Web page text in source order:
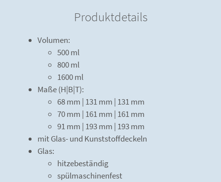
Produktdetails
Volumen:
500 ml
800 ml
1600 ml
Maße (H|B|T):
68 mm | 131 mm | 131 mm
70 mm | 161 mm | 161 mm
91 mm | 193 mm | 193 mm
mit Glas- und Kunststoffdeckeln
Glas:
hitzebeständig
spülmaschinenfest